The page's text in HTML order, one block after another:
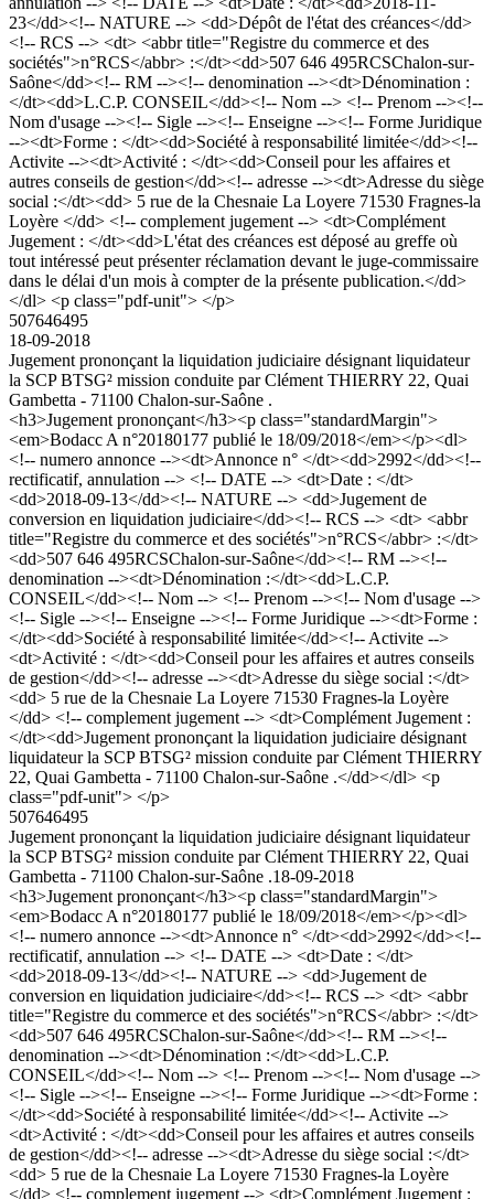
23</dd><!-- NATURE --> <dd>Dépôt de l'état des créances</dd>
<!-- RCS --> <dt> <abbr title="Registre du commerce et des
sociétés">n°RCS</abbr> :</dt><dd>507 646 495RCSChalon-sur-
Saône</dd><!-- RM --><!-- denomination --><dt>Dénomination :
</dt><dd>L.C.P. CONSEIL</dd><!-- Nom --> <!-- Prenom --><!--
Nom d'usage --><!-- Sigle --><!-- Enseigne --><!-- Forme Juridique
--><dt>Forme : </dt><dd>Société à responsabilité limitée</dd><!--
Activite --><dt>Activité : </dt><dd>Conseil pour les affaires et
autres conseils de gestion</dd><!-- adresse --><dt>Adresse du siège
social :</dt><dd> 5 rue de la Chesnaie La Loyere 71530 Fragnes-la
Loyère </dd> <!-- complement jugement --> <dt>Complément
Jugement : </dt><dd>L'état des créances est déposé au greffe où
tout intéressé peut présenter réclamation devant le juge-commissaire
dans le délai d'un mois à compter de la présente publication.</dd>
</dl> <p class="pdf-unit"> </p>
507646495
18-09-2018
Jugement prononçant la liquidation judiciaire désignant liquidateur
la SCP BTSG² mission conduite par Clément THIERRY 22, Quai
Gambetta - 71100 Chalon-sur-Saône .
<h3>Jugement prononçant</h3><p class="standardMargin">
<em>Bodacc A n°20180177 publié le 18/09/2018</em></p><dl>
<!-- numero annonce --><dt>Annonce n° </dt><dd>2992</dd><!--
rectificatif, annulation --> <!-- DATE --> <dt>Date : </dt>
<dd>2018-09-13</dd><!-- NATURE --> <dd>Jugement de
conversion en liquidation judiciaire</dd><!-- RCS --> <dt> <abbr
title="Registre du commerce et des sociétés">n°RCS</abbr> :</dt>
<dd>507 646 495RCSChalon-sur-Saône</dd><!-- RM --><!--
denomination --><dt>Dénomination :</dt><dd>L.C.P.
CONSEIL</dd><!-- Nom --> <!-- Prenom --><!-- Nom d'usage -->
<!-- Sigle --><!-- Enseigne --><!-- Forme Juridique --><dt>Forme :
</dt><dd>Société à responsabilité limitée</dd><!-- Activite -->
<dt>Activité : </dt><dd>Conseil pour les affaires et autres conseils
de gestion</dd><!-- adresse --><dt>Adresse du siège social :</dt>
<dd> 5 rue de la Chesnaie La Loyere 71530 Fragnes-la Loyère
</dd> <!-- complement jugement --> <dt>Complément Jugement :
</dt><dd>Jugement prononçant la liquidation judiciaire désignant
liquidateur la SCP BTSG² mission conduite par Clément THIERRY
22, Quai Gambetta - 71100 Chalon-sur-Saône .</dd></dl> <p
class="pdf-unit"> </p>
507646495
Jugement prononçant la liquidation judiciaire désignant liquidateur
la SCP BTSG² mission conduite par Clément THIERRY 22, Quai
Gambetta - 71100 Chalon-sur-Saône .18-09-2018
<h3>Jugement prononçant</h3><p class="standardMargin">
<em>Bodacc A n°20180177 publié le 18/09/2018</em></p><dl>
<!-- numero annonce --><dt>Annonce n° </dt><dd>2992</dd><!--
rectificatif, annulation --> <!-- DATE --> <dt>Date : </dt>
<dd>2018-09-13</dd><!-- NATURE --> <dd>Jugement de
conversion en liquidation judiciaire</dd><!-- RCS --> <dt> <abbr
title="Registre du commerce et des sociétés">n°RCS</abbr> :</dt>
<dd>507 646 495RCSChalon-sur-Saône</dd><!-- RM --><!--
denomination --><dt>Dénomination :</dt><dd>L.C.P.
CONSEIL</dd><!-- Nom --> <!-- Prenom --><!-- Nom d'usage -->
<!-- Sigle --><!-- Enseigne --><!-- Forme Juridique --><dt>Forme :
</dt><dd>Société à responsabilité limitée</dd><!-- Activite -->
<dt>Activité : </dt><dd>Conseil pour les affaires et autres conseils
de gestion</dd><!-- adresse --><dt>Adresse du siège social :</dt>
<dd> 5 rue de la Chesnaie La Loyere 71530 Fragnes-la Loyère
</dd> <!-- complement jugement --> <dt>Complément Jugement :